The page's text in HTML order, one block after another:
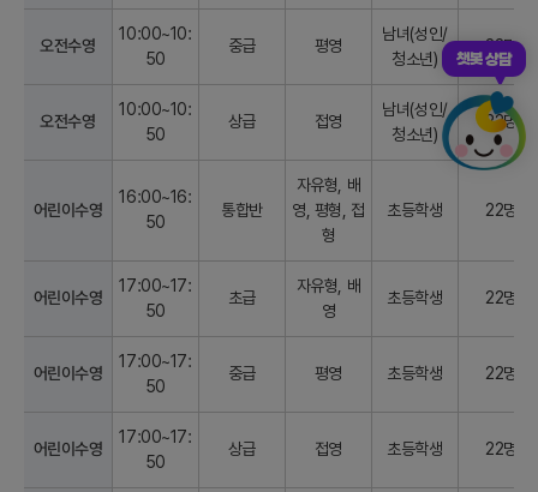
오전수영
10:00~10:
50
중급 평영
남녀(성인/
청소년)
22명
오전수영
10:00~10:
50
상급 접영
남녀(성인/
청소년)
22명
어린이수영
16:00~16:
50
통합반
자유형, 배
영, 평형, 접
형
초등학생 22명
어린이수영
17:00~17:
50
초급
자유형, 배
영
초등학생 22명
어린이수영
17:00~17:
50
중급 평영 초등학생 22명
어린이수영
17:00~17:
50
상급 접영 초등학생 22명
챗봇 상담